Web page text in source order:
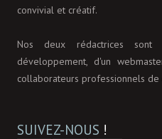
convivial et créatif.
Nos deux rédactrices
développement, d'un
collaborateurs professionnels de
SUIVEZ-NOUS !